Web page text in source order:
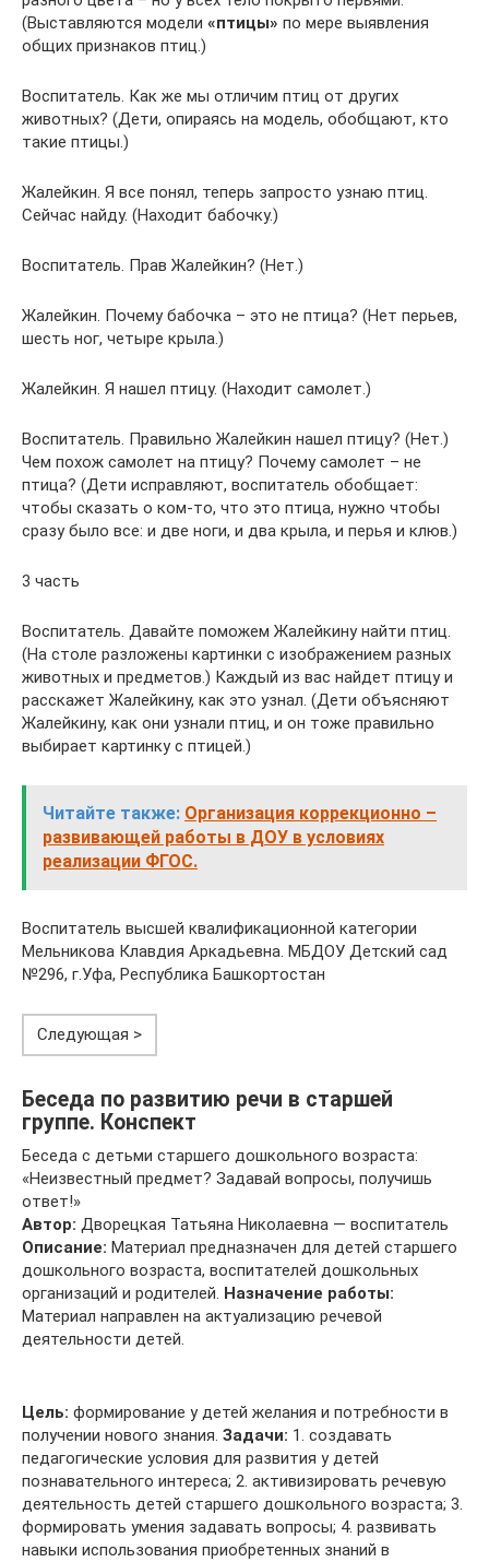
(Выставляются модели «птицы» по мере выявления
общих признаков птиц.)
Воспитатель. Как же мы отличим птиц от других
животных? (Дети, опираясь на модель, обобщают, кто
такие птицы.)
Жалейкин. Я все понял, теперь запросто узнаю птиц.
Сейчас найду. (Находит бабочку.)
Воспитатель. Прав Жалейкин? (Нет.)
Жалейкин. Почему бабочка – это не птица? (Нет перьев,
шесть ног, четыре крыла.)
Жалейкин. Я нашел птицу. (Находит самолет.)
Воспитатель. Правильно Жалейкин нашел птицу? (Нет.)
Чем похож самолет на птицу? Почему самолет – не
птица? (Дети исправляют, воспитатель обобщает:
чтобы сказать о ком-то, что это птица, нужно чтобы
сразу было все: и две ноги, и два крыла, и перья и клюв.)
3 часть
Воспитатель. Давайте поможем Жалейкину найти птиц.
(На столе разложены картинки с изображением разных
животных и предметов.) Каждый из вас найдет птицу и
расскажет Жалейкину, как это узнал. (Дети объясняют
Жалейкину, как они узнали птиц, и он тоже правильно
выбирает картинку с птицей.)
Читайте также: Организация коррекционно –
развивающей работы в ДОУ в условиях
реализации ФГОС.
Воспитатель высшей квалификационной категории
Мельникова Клавдия Аркадьевна. МБДОУ Детский сад
№296, г.Уфа, Республика Башкортостан
Следующая >
Беседа по развитию речи в старшей
группе. Конспект
Беседа с детьми старшего дошкольного возраста:
«Неизвестный предмет? Задавай вопросы, получишь
ответ!»
Автор: Дворецкая Татьяна Николаевна — воспитатель
Описание: Материал предназначен для детей старшего
дошкольного возраста, воспитателей дошкольных
организаций и родителей. Назначение работы:
Материал направлен на актуализацию речевой
деятельности детей.
Цель: формирование у детей желания и потребности в
получении нового знания. Задачи: 1. создавать
педагогические условия для развития у детей
познавательного интереса; 2. активизировать речевую
деятельность детей старшего дошкольного возраста; 3.
формировать умения задавать вопросы; 4. развивать
навыки использования приобретенных знаний в